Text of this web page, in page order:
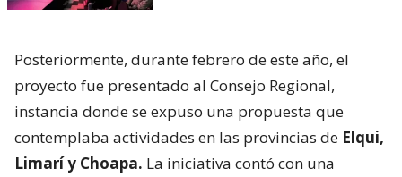
Posteriormente, durante febrero de este año, el
proyecto fue presentado al Consejo Regional,
instancia donde se expuso una propuesta que
contemplaba actividades en las provincias de Elqui,
Limarí y Choapa. La iniciativa contó con una